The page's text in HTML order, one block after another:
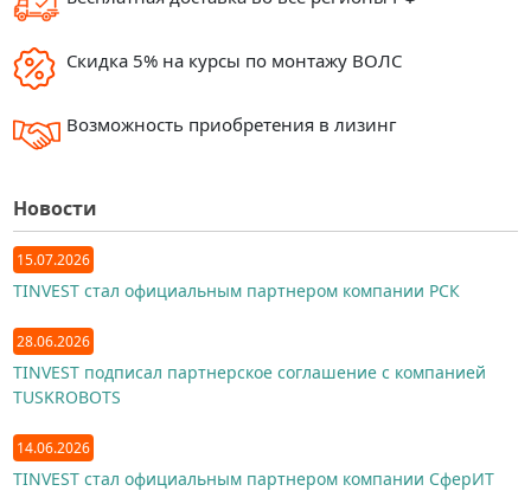
Скидка 5% на курсы по монтажу ВОЛС
Возможность приобретения в лизинг
Новости
15.07.2026
TINVEST стал официальным партнером компании РСК
28.06.2026
TINVEST подписал партнерское соглашение с компанией
TUSKROBOTS
14.06.2026
TINVEST стал официальным партнером компании СферИТ